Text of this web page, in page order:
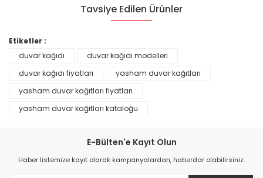
Tavsiye Edilen Ürünler
Etiketler :
duvar kağıdı
duvar kağıdı modelleri
duvar kağıdı fiyatları
yasham duvar kağıtları
yasham duvar kağıtları fiyatları
yasham duvar kağıtları kataloğu
E-Bülten'e Kayıt Olun
Haber listemize kayıt olarak kampanyalardan, haberdar olabilirsiniz.